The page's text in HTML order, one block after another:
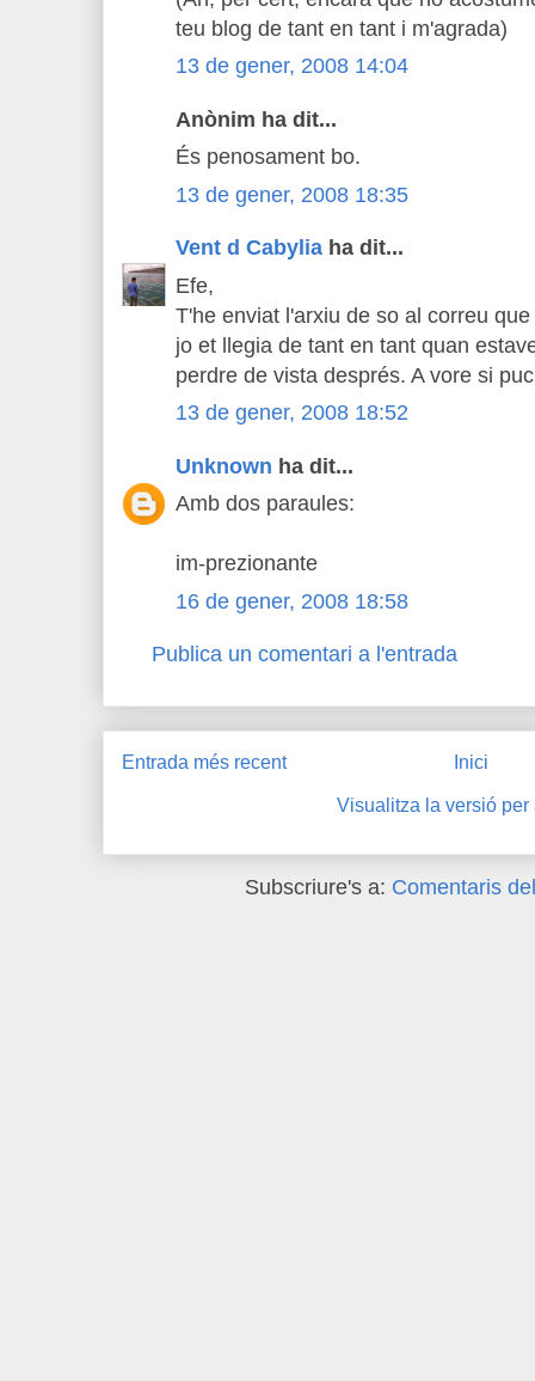
teu blog de tant en tant i m'agrada)
13 de gener, 2008 14:04
Anònim ha dit...
És penosament bo.
13 de gener, 2008 18:35
Vent d Cabylia ha dit...
Efe,
T'he enviat l'arxiu de so al correu
jo et llegia de tant en tant quan
perdre de vista després. A vore si
13 de gener, 2008 18:52
Unknown ha dit...
Amb dos paraules:
im-prezionante
16 de gener, 2008 18:58
Publica un comentari a l'entrada
Entrada més recent Inici
Visualitza la versió per
Subscriure's a: Comentaris